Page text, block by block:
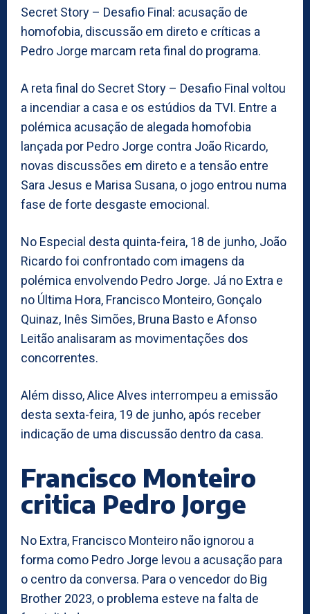
Secret Story – Desafio Final: acusação de
homofobia, discussão em direto e críticas a
Pedro Jorge marcam reta final do programa.
A reta final do Secret Story – Desafio Final voltou
a incendiar a casa e os estúdios da TVI. Entre a
polémica acusação de alegada homofobia
lançada por Pedro Jorge contra João Ricardo,
novas discussões em direto e a tensão entre
Sara Jesus e Marisa Susana, o jogo entrou numa
fase de forte desgaste emocional.
No Especial desta quinta-feira, 18 de junho, João
Ricardo foi confrontado com imagens da
polémica envolvendo Pedro Jorge. Já no Extra e
no Última Hora, Francisco Monteiro, Gonçalo
Quinaz, Inês Simões, Bruna Basto e Afonso
Leitão analisaram as movimentações dos
concorrentes.
Além disso, Alice Alves interrompeu a emissão
desta sexta-feira, 19 de junho, após receber
indicação de uma discussão dentro da casa.
Francisco Monteiro
critica Pedro Jorge
No Extra, Francisco Monteiro não ignorou a
forma como Pedro Jorge levou a acusação para
o centro da conversa. Para o vencedor do Big
Brother 2023, o problema esteve na falta de